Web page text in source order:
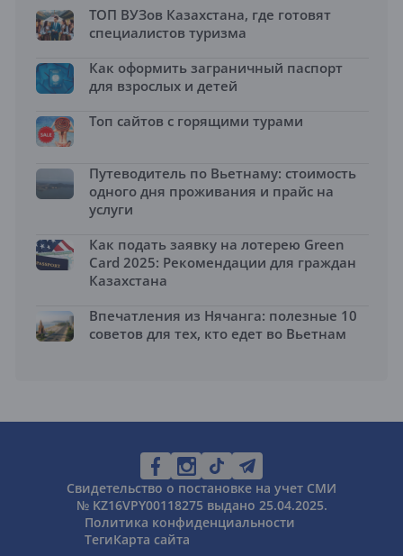
ТОП ВУЗов Казахстана, где готовят
специалистов туризма
Как оформить заграничный паспорт
для взрослых и детей
Топ сайтов с горящими турами
Путеводитель по Вьетнаму: стоимость
одного дня проживания и прайс на
услуги
Как подать заявку на лотерею Green
Card 2025: Рекомендации для граждан
Казахстана
Впечатления из Нячанга: полезные 10
советов для тех, кто едет во Вьетнам
Свидетельство о постановке на учет СМИ
№ KZ16VPY00118275 выдано 25.04.2025.
Политика конфиденциальности
ТегиКарта сайта